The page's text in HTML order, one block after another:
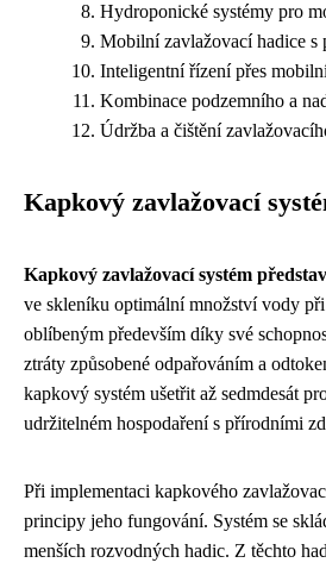
Hydroponické systémy pro
Mobilní zavlažovací hadice s
Inteligentní řízení přes
Kombinace podzemního a
Údržba a čištění
Kapkový zavlažovací
Kapkový zavlažovací systém
ve skleníku optimální množství vody
oblíbeným především díky své
ztráty způsobené odpařováním a
kapkový systém ušetřit až sedmdesát
udržitelném hospodaření s přírodními
Při implementaci kapkového
principy jeho fungování. Systém se
menších rozvodných hadic. Z těchto